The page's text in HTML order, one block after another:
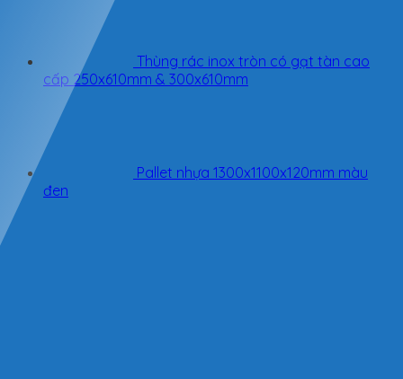
Thùng rác inox tròn có gạt tàn cao
cấp 250x610mm & 300x610mm
Pallet nhựa 1300x1100x120mm màu
đen